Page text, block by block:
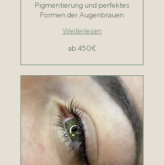
Pigmentierung und perfektes
Formen der Augenbrauen
Weiterlesen
ab 450€